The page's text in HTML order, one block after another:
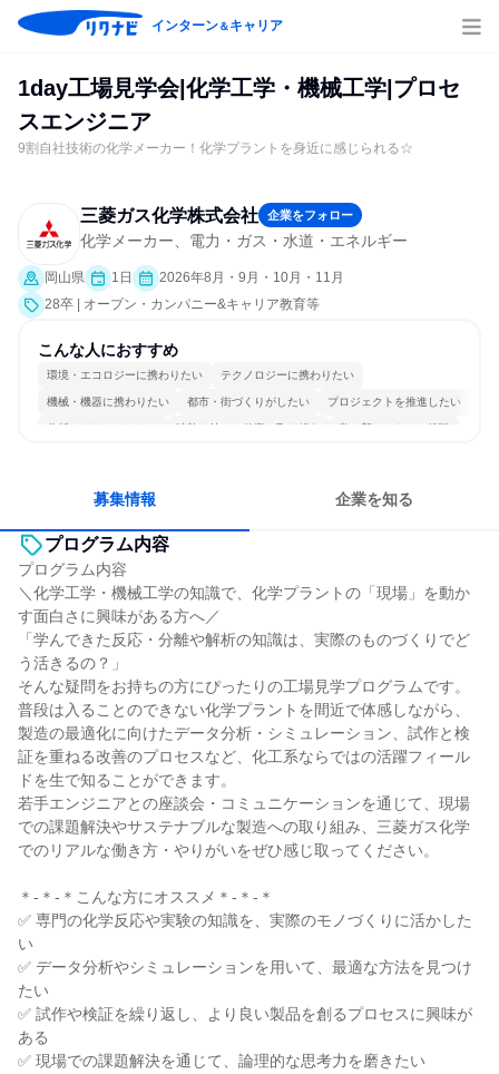
インターン＆キャリア
1day工場見学会|化学工学・機械工学|プロセ
スエンジニア
9割自社技術の化学メーカー！化学プラントを身近に感じられる☆
三菱ガス化学株式会社 企業をフォロー
化学メーカー、電力・ガス・水道・エネルギー
岡山県 1日
2026年8月・9月・10月・11月
28卒 | オープン・カンパニー&キャリア教育等
こんな人におすすめ
環境・エコロジーに携わりたい テクノロジーに携わりたい
機械・機器に携わりたい 都市・街づくりがしたい プロジェクトを推進したい
分析・リサーチしたい 情熱を持って仕事に取り組む 常に新しいものに挑戦
募集情報 企業を知る
プログラム内容
プログラム内容
＼化学工学・機械工学の知識で、化学プラントの「現場」を動か
す面白さに興味がある方へ／
「学んできた反応・分離や解析の知識は、実際のものづくりでど
う活きるの？」
そんな疑問をお持ちの方にぴったりの工場見学プログラムです。
普段は入ることのできない化学プラントを間近で体感しながら、
製造の最適化に向けたデータ分析・シミュレーション、試作と検
証を重ねる改善のプロセスなど、化工系ならではの活躍フィール
ドを生で知ることができます。
若手エンジニアとの座談会・コミュニケーションを通じて、現場
での課題解決やサステナブルな製造への取り組み、三菱ガス化学
でのリアルな働き方・やりがいをぜひ感じ取ってください。
＊-＊-＊こんな方にオススメ＊-＊-＊
✅ 専門の化学反応や実験の知識を、実際のモノづくりに活かした
い
✅ データ分析やシミュレーションを用いて、最適な方法を見つけ
たい
✅ 試作や検証を繰り返し、より良い製品を創るプロセスに興味が
ある
✅ 現場での課題解決を通じて、論理的な思考力を磨きたい